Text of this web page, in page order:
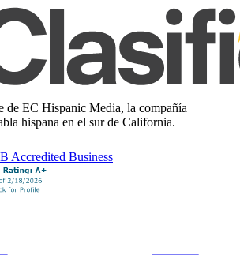
de EC Hispanic Media, la compañía
hispana en el sur de California.
Accredited Business